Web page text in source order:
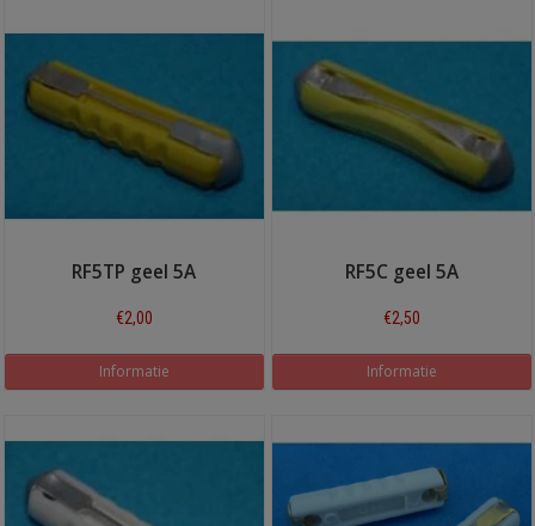
RF5TP geel 5A
€2,00
Informatie
RF5C geel 5A
€2,50
Informatie